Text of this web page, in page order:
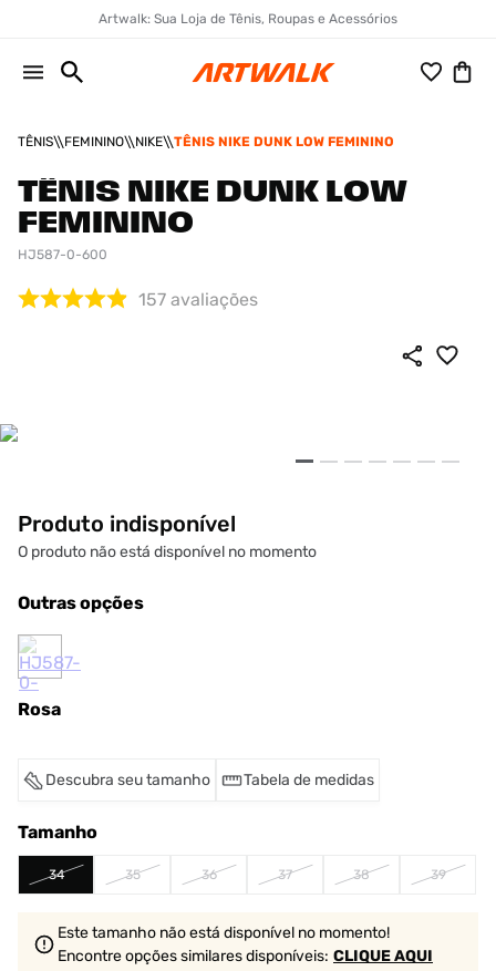
Artwalk: Sua Loja de Tênis, Roupas e Acessórios
TÊNIS FEMININO NIKE TÊNIS NIKE DUNK LOW FEMININO
TÊNIS NIKE DUNK LOW
FEMININO
HJ587-0-600
157 avaliações
Produto indisponível
O produto não está disponível no momento
Outras opções
Rosa
Descubra seu tamanho Tabela de medidas
Tamanho
34 35 36 37 38 39
Este tamanho não está disponível no momento!
Encontre opções similaresdisponíveis: CLIQUE AQUI